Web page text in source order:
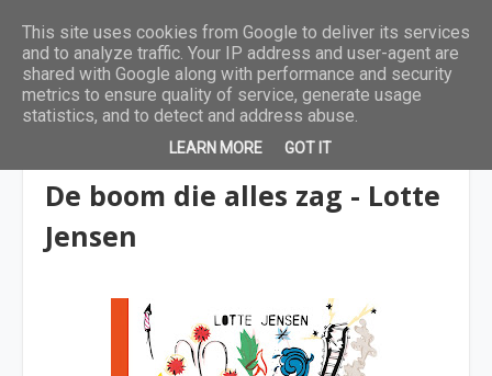
De boom die alles zag - Lotte
Jensen
This site uses cookies from Google to deliver its services
and to analyze traffic. Your IP address and user-agent are
shared with Google along with performance and security
metrics to ensure quality of service, generate usage
statistics, and to detect and address abuse.
LEARN MORE GOT IT